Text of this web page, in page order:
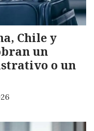
Chile y
un
o un